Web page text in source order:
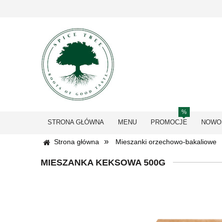
STRONA GŁÓWNA MENU PROMOCJE
Strona główna » Mieszanki orzechowo-bakaliowe
MIESZANKA KEKSOWA 500G